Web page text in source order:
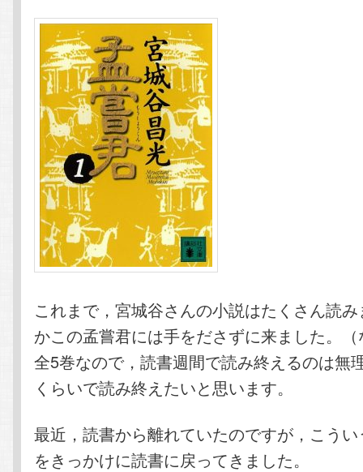
これまで，宮城谷さんの小説はたくさん読
かこの孟嘗君には手をださずに来ました。
全5巻なので，読書週間で読み終えるのは無
くらいで読み終えたいと思います。
最近，読書から離れていたのですが，こう
をきっかけに読書に戻ってきました。